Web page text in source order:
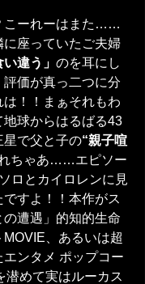
こーれーはまた……
に座っていたご夫婦
違う」 のを耳にし
価が真っ二つに分
！！まぁそれもわ
球からはるばる43
星で父と子の“親子喧
ちゃあ……エピソー
ロとカイロレンに見
すよ！！本作がス
の遭遇」的知的生命
、あるいは超
エンタメ ポップコー
潜めて実はルーカス